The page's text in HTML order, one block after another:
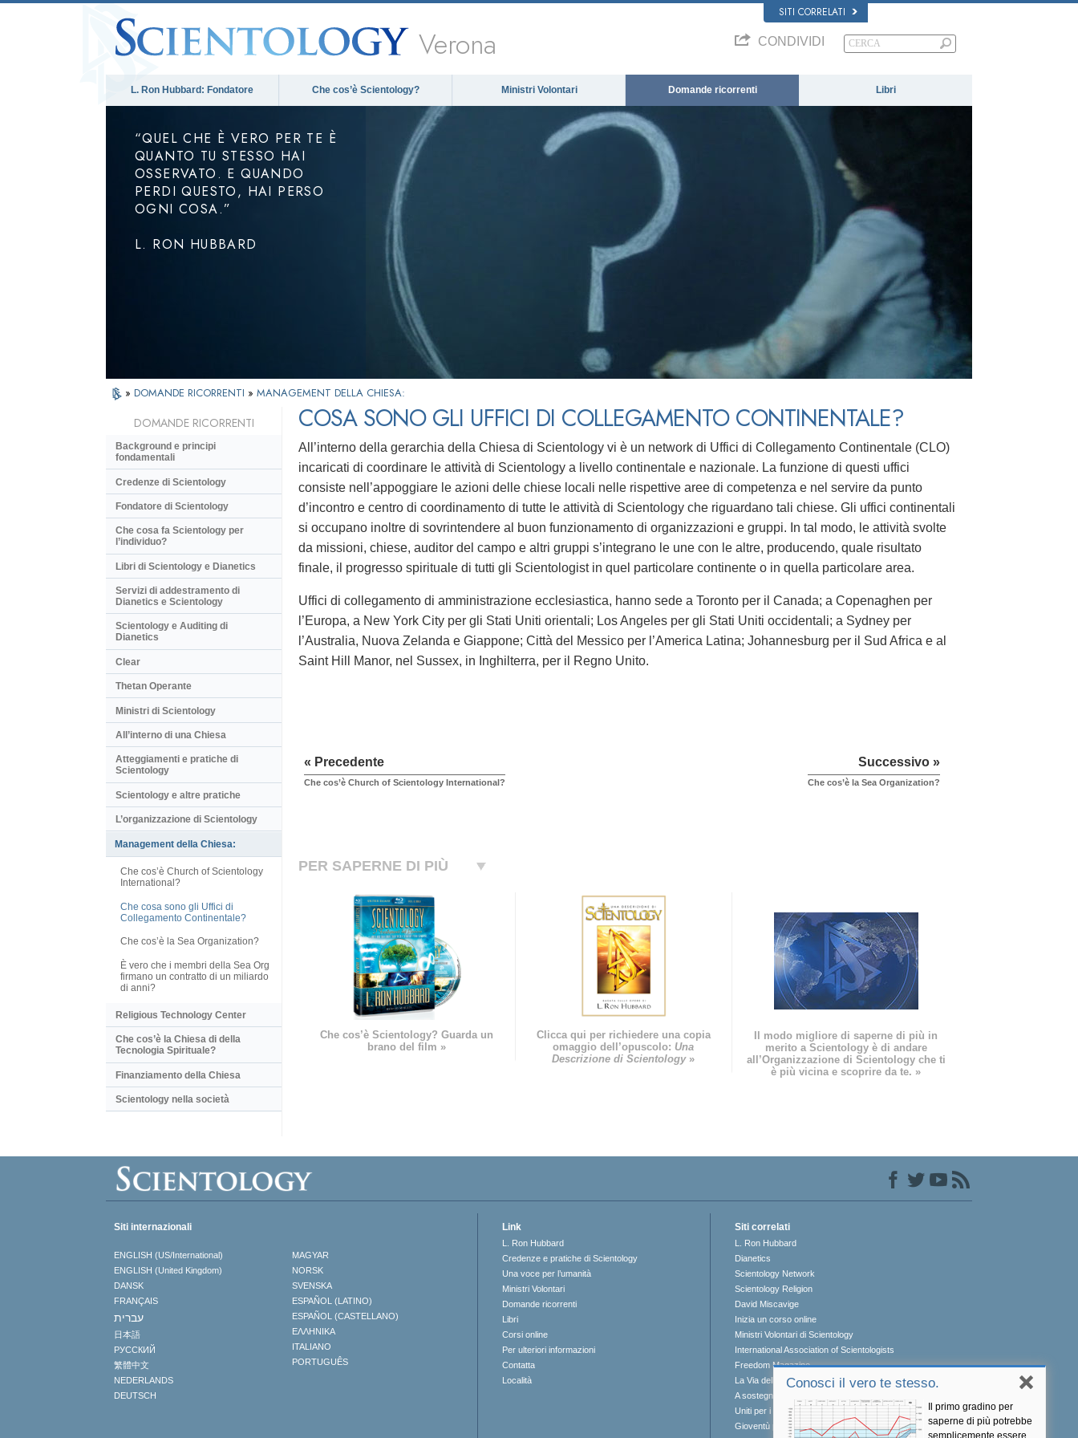
SITI CORRELATI
Verona CONDIVIDI
L. Ron Hubbard: Fondatore Che cos’è Scientology? Ministri Volontari Domande ricorrenti Libri
“QUEL CHE È VERO PER TE È
QUANTO TU STESSO HAI
OSSERVATO. E QUANDO
PERDI QUESTO, HAI PERSO
OGNI COSA.”
L. RON HUBBARD
» DOMANDE RICORRENTI » MANAGEMENT DELLA CHIESA:
COSA SONO GLI UFFICI DI COLLEGAMENTO CONTINENTALE?
All’interno della gerarchia della Chiesa di Scientology vi è un network di Uffici di Collegamento Continentale (CLO)
incaricati di coordinare le attività di Scientology a livello continentale e nazionale. La funzione di questi uffici
consiste nell’appoggiare le azioni delle chiese locali nelle rispettive aree di competenza e nel servire da punto
d’incontro e centro di coordinamento di tutte le attività di Scientology che riguardano tali chiese. Gli uffici continentali
si occupano inoltre di sovrintendere al buon funzionamento di organizzazioni e gruppi. In tal modo, le attività svolte
da missioni, chiese, auditor del campo e altri gruppi s’integrano le une con le altre, producendo, quale risultato
finale, il progresso spirituale di tutti gli Scientologist in quel particolare continente o in quella particolare area.
Uffici di collegamento di amministrazione ecclesiastica, hanno sede a Toronto per il Canada; a Copenaghen per
l’Europa, a New York City per gli Stati Uniti orientali; Los Angeles per gli Stati Uniti occidentali; a Sydney per
l’Australia, Nuova Zelanda e Giappone; Città del Messico per l’America Latina; Johannesburg per il Sud Africa e al
Saint Hill Manor, nel Sussex, in Inghilterra, per il Regno Unito.
« Precedente
Che cos’è Church of Scientology International?
Successivo »
Che cos’è la Sea Organization?
PER SAPERNE DI PIÙ
Che cos’è Scientology? Guarda un
brano del film »
Clicca qui per richiedere una copia
omaggio dell’opuscolo: Una
Descrizione di Scientology»
Il modo migliore di saperne di più in
merito a Scientology è di andare
all’Organizzazione di Scientology che ti
è più vicina e scoprire da te. »
DOMANDE RICORRENTI
Background e principi
fondamentali
Credenze di Scientology
Fondatore di Scientology
Che cosa fa Scientology per
l’individuo?
Libri di Scientology e Dianetics
Servizi di addestramento di
Dianetics e Scientology
Scientology e Auditing di
Dianetics
Clear
Thetan Operante
Ministri di Scientology
All’interno di una Chiesa
Atteggiamenti e pratiche di
Scientology
Scientology e altre pratiche
L’organizzazione di Scientology
Management della Chiesa:
Che cos’è Church of Scientology
International?
Che cosa sono gli Uffici di
Collegamento Continentale?
Che cos’è la Sea Organization?
È vero che i membri della Sea Org
firmano un contratto di un miliardo
di anni?
Religious Technology Center
Che cos’è la Chiesa di della
Tecnologia Spirituale?
Finanziamento della Chiesa
Scientology nella società
Conosci il vero te stesso.
Il primo gradino per
saperne di più potrebbe
Siti internazionali
ENGLISH (US/International)
ENGLISH (United Kingdom)
DANSK
FRANÇAIS
עברית
日本語
РУССКИЙ
繁體中文
NEDERLANDS
DEUTSCH
MAGYAR
NORSK
SVENSKA
ESPAÑOL (LATINO)
ESPAÑOL (CASTELLANO)
ΕΛΛΗΝΙΚA
ITALIANO
PORTUGUÊS
Link
L. Ron Hubbard
Credenze e pratiche di Scientology
Una voce per l’umanità
Ministri Volontari
Domande ricorrenti
Libri
Corsi online
Per ulteriori informazioni
Contatta
Località
Siti correlati
L. Ron Hubbard
Dianetics
Scientology Network
Scientology Religion
David Miscavige
Inizia un corso online
Ministri Volontari di Scientology
International Association of Scientologists
Freedom Magazine
La Via della Felicità
A sostegno di un mondo libero dalla droga
Uniti per i Diritti Umani
Gioventù per i Diritti Umani